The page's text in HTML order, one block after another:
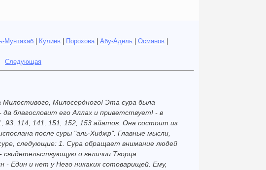
Мунтахаб | Кулиев | Порохова | Абу-Адель | Османов |
Следующая
Милостивого, Милосердного! Эта сура была
да благословит его Аллах и приветствует! - в
93, 114, 141, 151, 152, 153 айатов. Она состоит из
после суры "аль-Хиджр". Главные мысли,
следующие: 1. Сура обращает внимание людей
свидетельствующую о величии Творца
- Един и нет у Него никаких сотоварищей. Ему,